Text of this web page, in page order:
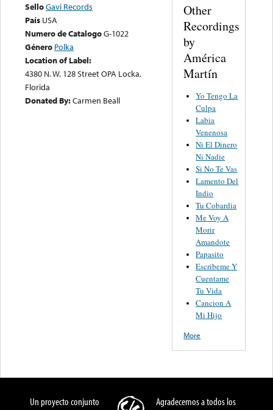
SelloGavi Records
País USA
Numero de CatalogoG-1022
Género Polka
Location of Label:
4380 N. W. 128 Street OPA Locka,
Florida
Donated By:Carmen Beall
Other
Recordings
by
América
Martín
Yo Tengo La
Culpa
Labia
Venenosa
Ni El Dinero
Ni Nadie
Si No Te Vas
Lamento Del
Indio
Tu Cobardia
Me Voy A
Morir
Amandote
Papasito
Escribeme Y
Cuentame
Tu Vida
Cancion A
Mi Hijo
More
Un proyecto conjunto
Agradecemos a todos los